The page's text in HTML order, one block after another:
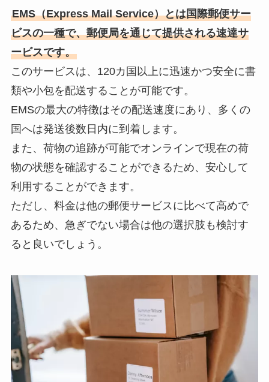
EMS（Express Mail Service）とは国際郵便サー
ビスの一種で、郵便局を通じて提供される速達サ
ービスです。
このサービスは、120カ国以上に迅速かつ安全に書
類や小包を配送することが可能です。
EMSの最大の特徴はその配送速度にあり、多くの
国へは発送後数日内に到着します。
また、荷物の追跡が可能でオンラインで現在の荷
物の状態を確認することができるため、安心して
利用することができます。
ただし、料金は他の郵便サービスに比べて高めで
あるため、急ぎでない場合は他の選択肢も検討す
ると良いでしょう。